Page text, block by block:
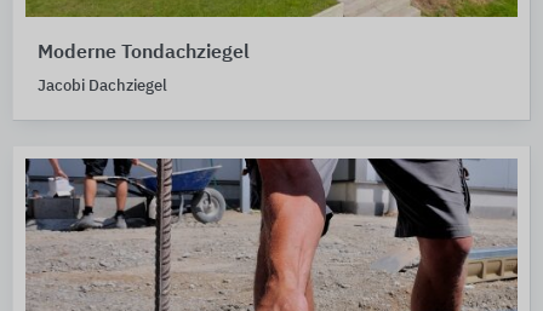
Moderne Tondachziegel
Jacobi Dachziegel